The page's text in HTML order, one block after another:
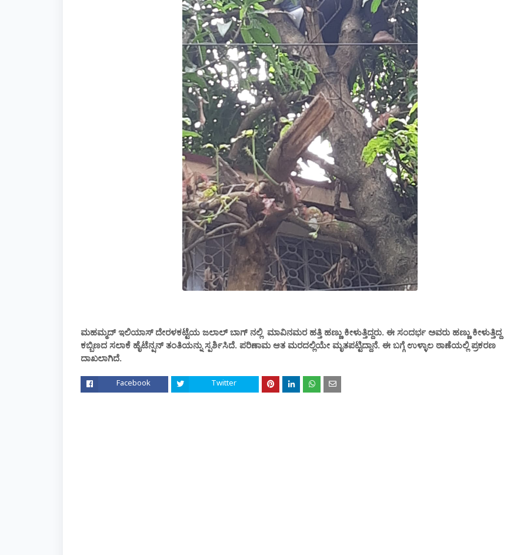
ಮಹಮ್ಮದ್ ಇಲಿಯಾಸ್ ದೇರಳಕಟ್ಟೆಯ ಜಲಾಲ್ ಬಾಗ್ ನಲ್ಲಿ ಮಾವಿನಮರ ಹತ್ತಿ ಹಣ್ಣು ಕೀಳುತ್ತಿದ್ದರು‌. ಈ ಸಂದರ್ಭ ಅವರು ಹಣ್ಣು ಕೀಳುತ್ತಿದ್ದ
ಕಬ್ಬಿಣದ ಸಲಾಕೆ ಹೈಟೆನ್ಷನ್ ತಂತಿಯನ್ನು ಸ್ಪರ್ಶಿಸಿದೆ. ಪರಿಣಾಮ ಆತ ಮರದಲ್ಲಿಯೇ ಮೃತಪಟ್ಟಿದ್ದಾನೆ. ಈ ಬಗ್ಗೆ ಉಳ್ಳಾಲ ಠಾಣೆಯಲ್ಲಿ ಪ್ರಕರಣ
ದಾಖಲಾಗಿದೆ.
Facebook Twitter